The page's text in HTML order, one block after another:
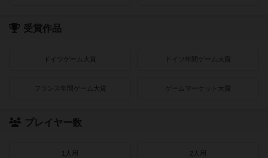
受賞作品
ドイツゲーム大賞 ドイツ年間ゲーム大賞
フランス年間ゲーム大賞 ゲームマーケット大賞
プレイヤー数
1人用 2人用